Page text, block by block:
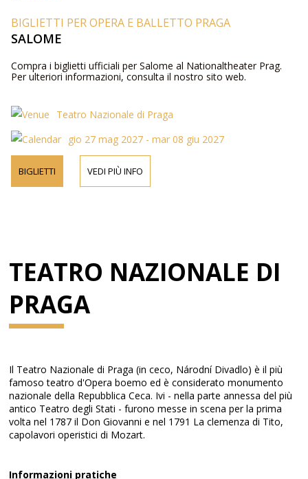
BIGLIETTI PER OPERA E BALLETTO PRAGA
SALOME
Compra i biglietti ufficiali per Salome al Nationaltheater Prag.
Per ulteriori informazioni, consulta il nostro sito web.
Teatro Nazionale di Praga
gio 27 mag 2027 - mar 08 giu 2027
BIGLIETTI VEDI PIÙ INFO
TEATRO NAZIONALE DI
PRAGA
Il Teatro Nazionale di Praga (in ceco, Národní Divadlo) è il più
famoso teatro d'Opera boemo ed è considerato monumento
nazionale della Repubblica Ceca. Ivi - nella parte annessa del più
antico Teatro degli Stati - furono messe in scena per la prima
volta nel 1787 il Don Giovanni e nel 1791 La clemenza di Tito,
capolavori operistici di Mozart.
Informazioni pratiche